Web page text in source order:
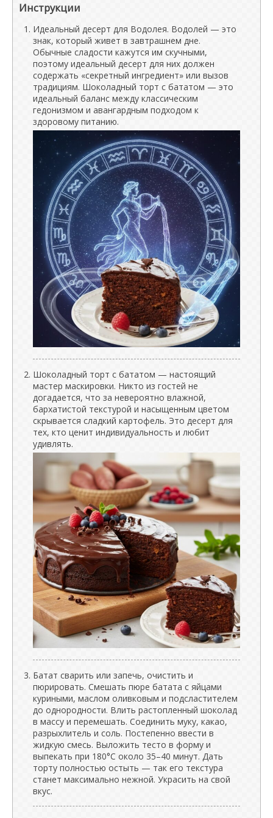
Инструкции
Идеальный десерт для Водолея. Водолей — это
знак, который живет в завтрашнем дне.
Обычные сладости кажутся им скучными,
поэтому идеальный десерт для них должен
содержать «секретный ингредиент» или вызов
традициям. Шоколадный торт с бататом — это
идеальный баланс между классическим
гедонизмом и авангардным подходом к
здоровому питанию.
Шоколадный торт с бататом — настоящий
мастер маскировки. Никто из гостей не
догадается, что за невероятно влажной,
бархатистой текстурой и насыщенным цветом
скрывается сладкий картофель. Это десерт для
тех, кто ценит индивидуальность и любит
удивлять.
Батат сварить или запечь, очистить и
пюрировать. Смешать пюре батата с яйцами
куриными, маслом оливковым и подсластителем
до однородности. Влить растопленный шоколад
в массу и перемешать. Соединить муку, какао,
разрыхлитель и соль. Постепенно ввести в
жидкую смесь. Выложить тесто в форму и
выпекать при 180°C около 35–40 минут. Дать
торту полностью остыть — так его текстура
станет максимально нежной. Украсить на свой
вкус.